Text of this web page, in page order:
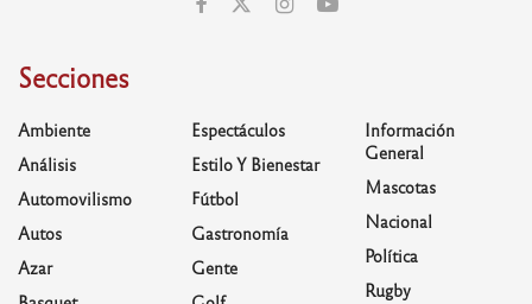
Secciones
Ambiente
Análisis
Automovilismo
Autos
Azar
Espectáculos
Estilo Y Bienestar
Fútbol
Gastronomía
Gente
Información
General
Mascotas
Nacional
Política
Rugby